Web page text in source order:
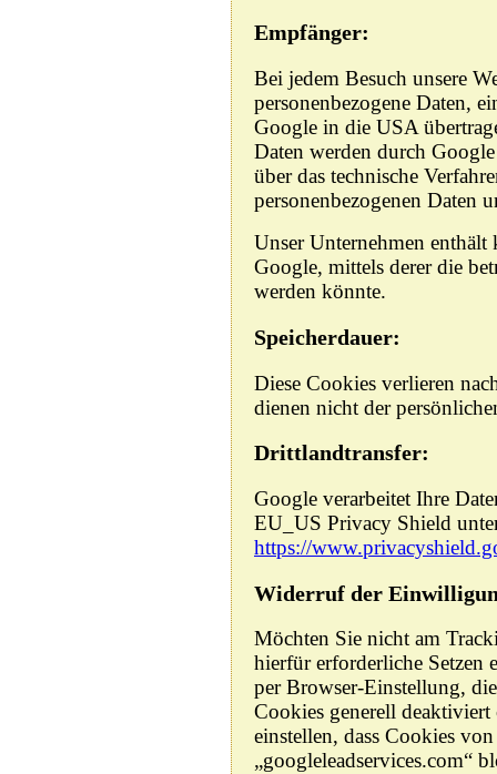
Empfänger:
Bei jedem Besuch unsere
personenbezogene Daten,
Google in die USA
Daten werden durch
über das technische
personenbezogenen Daten
Unser Unternehmen
Google, mittels derer die
werden könnte.
Speicherdauer:
Diese Cookies verlieren
dienen nicht der
Drittlandtransfer:
Google verarbeitet Ihre
EU_US Privacy Shield
https://
Widerruf der
Möchten Sie nicht am
hierfür erforderliche Setzen
per Browser-Einstellung,
Cookies generell
einstellen, dass Cookies
„googleleadservices.com“